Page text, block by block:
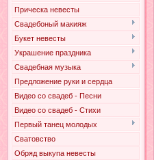
Прическа невесты
Свадебоный макияж
Букет невесты
Украшение праздника
Свадебная музыка
Предложение руки и сердца
Видео со свадеб - Песни
Видео со свадеб - Стихи
Первый танец молодых
Сватовство
Обряд выкупа невесты